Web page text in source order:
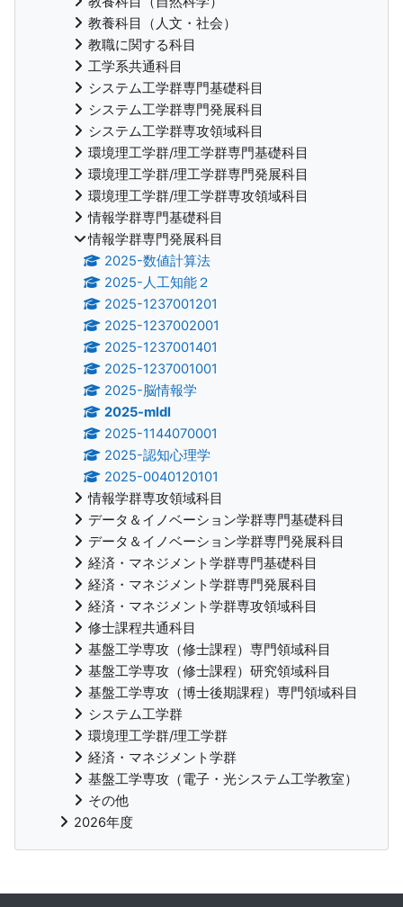
教養科目（人文・社会）
教職に関する科目
工学系共通科目
システム工学群専門基礎科目
システム工学群専門発展科目
システム工学群専攻領域科目
環境理工学群/理工学群専門基礎科目
環境理工学群/理工学群専門発展科目
環境理工学群/理工学群専攻領域科目
情報学群専門基礎科目
情報学群専門発展科目
2025-数値計算法
2025-人工知能２
2025-1237001201
2025-1237002001
2025-1237001401
2025-1237001001
2025-脳情報学
2025-mldl
2025-1144070001
2025-認知心理学
2025-0040120101
情報学群専攻領域科目
データ＆イノベーション学群専門基礎科目
データ＆イノベーション学群専門発展科目
経済・マネジメント学群専門基礎科目
経済・マネジメント学群専門発展科目
経済・マネジメント学群専攻領域科目
修士課程共通科目
基盤工学専攻（修士課程）専門領域科目
基盤工学専攻（修士課程）研究領域科目
基盤工学専攻（博士後期課程）専門領域科目
システム工学群
環境理工学群/理工学群
経済・マネジメント学群
基盤工学専攻（電子・光システム工学教室）
その他
2026年度
補助ブロック